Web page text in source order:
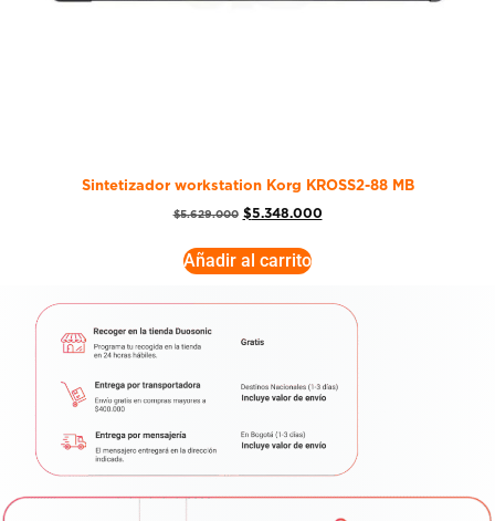
Sintetizador workstation Korg KROSS2-88 MB
$5.629.000 $5.348.000
Añadir al carrito